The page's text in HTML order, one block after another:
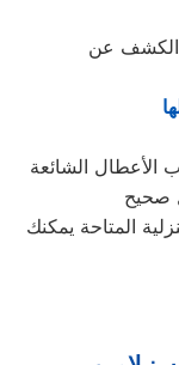
الكشف عن
الأعطال الشائعة
المتاحة يمكنك